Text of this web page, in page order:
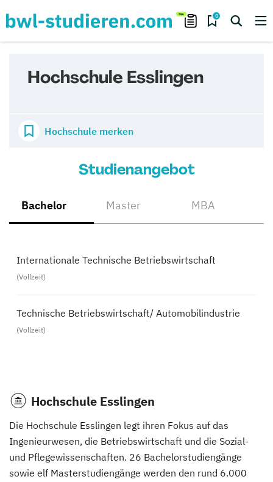
0
Hochschule Esslingen
Hochschule merken
Studienangebot
Bachelor Master MBA
Internationale Technische Betriebswirtschaft
(Vollzeit)
Technische Betriebswirtschaft/ Automobilindustrie
(Vollzeit)
Hochschule Esslingen
Die Hochschule Esslingen legt ihren Fokus auf das
Ingenieurwesen, die Betriebswirtschaft und die Sozial-
und Pflegewissenschaften. 26 Bachelorstudiengänge
sowie elf Masterstudiengänge werden den rund 6.000